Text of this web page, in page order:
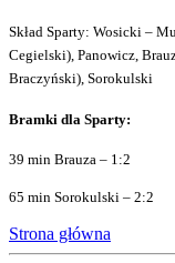
Skład Sparty: Wosicki –
Cegielski), Panowicz,
Braczyński), Sorokulski
Bramki dla Sparty:
39 min Brauza – 1:2
65 min Sorokulski – 2:2
Strona główna